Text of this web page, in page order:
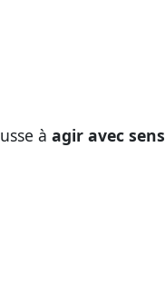
à agir avec sens